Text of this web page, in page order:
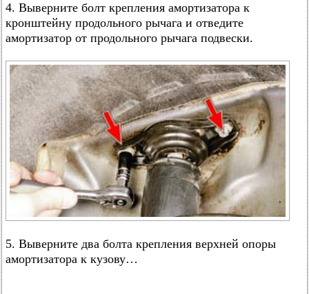
4. Выверните болт крепления амортизатора к
кронштейну продольного рычага и отведите
амортизатор от продольного рычага подвески.
5. Выверните два болта крепления верхней опоры
амортизатора к кузову…